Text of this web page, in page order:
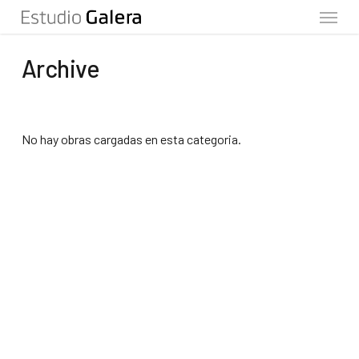
Skip
content
Menu
Archive
No hay obras cargadas en esta categoria.